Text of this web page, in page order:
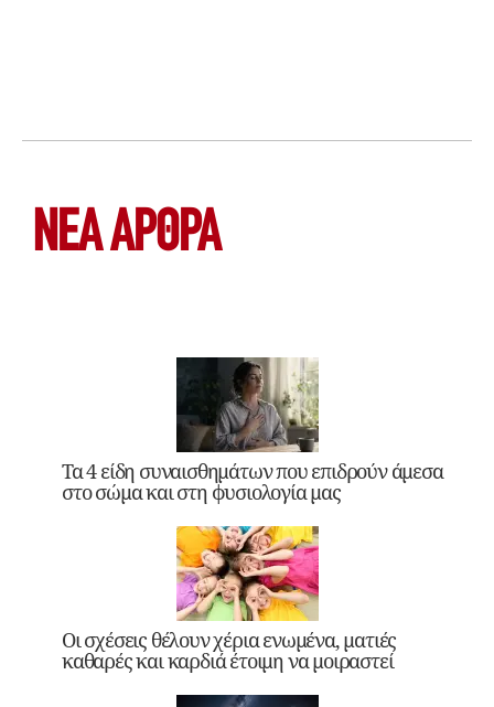
ΝΕΑ ΆΡΘΡΑ
Τα 4 είδη συναισθημάτων που επιδρούν άμεσα
στο σώμα και στη φυσιολογία μας
Οι σχέσεις θέλουν χέρια ενωμένα, ματιές
καθαρές και καρδιά έτοιμη να μοιραστεί